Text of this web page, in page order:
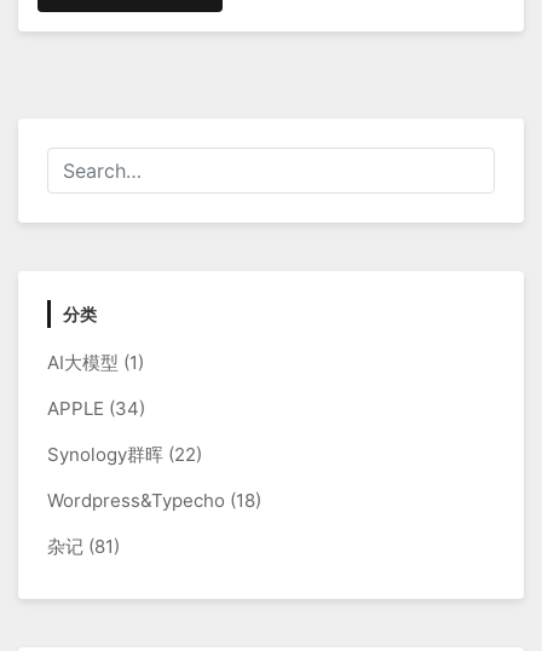
分类
AI大模型 (1)
APPLE (34)
Synology群晖 (22)
Wordpress&Typecho (18)
杂记 (81)